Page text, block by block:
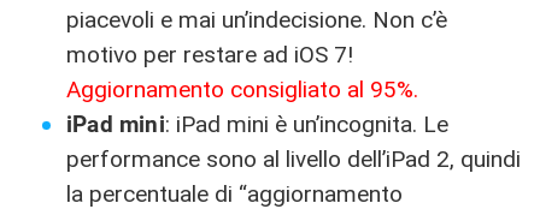
piacevoli e mai un’indecisione. Non c’è
motivo per restare ad iOS 7!
Aggiornamento consigliato al 95%.
iPad mini: iPad mini è un’incognita. Le
performance sono al livello dell’iPad 2, quindi
la percentuale di “aggiornamento